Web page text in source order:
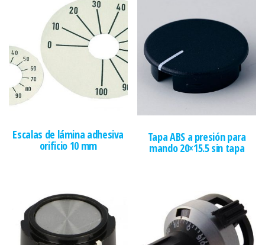
Escalas de lámina adhesiva
orificio 10 mm
Tapa ABS a presión para
mando 20×15.5 sin tapa